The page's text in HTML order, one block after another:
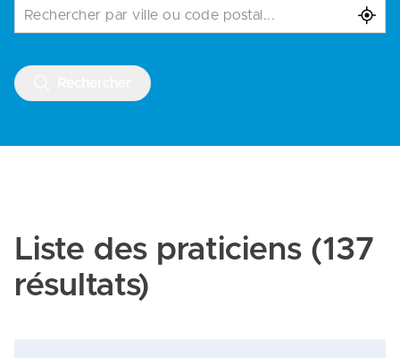
Rechercher par ville ou code postal...
Liste des praticiens (137
résultats)